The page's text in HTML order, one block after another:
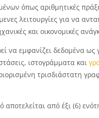
όπως αριθμητικές
λειτουργίες για να
και οικονομικές
να εμφανίζει δεδομένα ως
ιστογράμματα και
τρισδιάστατη
από έξι (6)